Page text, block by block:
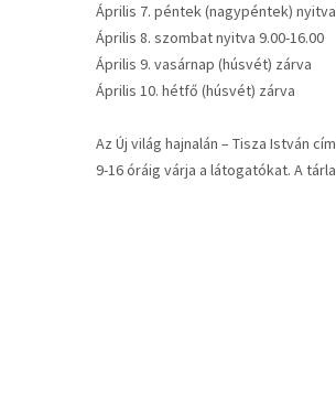
Április 7. péntek (nagypéntek) nyitva
Április 8. szombat nyitva 9.00-16.00
Április 9. vasárnap (húsvét) zárva
Április 10. hétfő (húsvét) zárva
Az Új világ hajnalán – Tisza István
9-16 óráig várja a látogatókat. A